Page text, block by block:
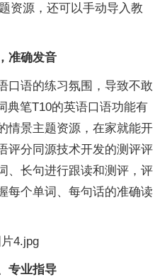
资源，还可以手动导入教
准确发音
口语的练习氛围，导致不敢
典笔T10的英语口语功能有
情景主题资源，在家就能开
评分同源技术开发的测评评
、长句进行跟读和测评，评
每个单词、每句话的准确读
专业指导